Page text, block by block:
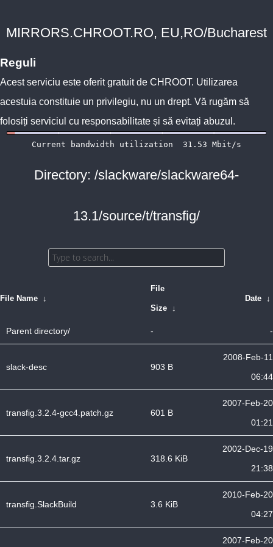
MIRRORS.CHROOT.RO, EU,RO/Bucharest
Reguli
Acest serviciu este oferit gratuit de CHROOT. Utilizarea
acestuia constituie un privilegiu, nu un drept. Vă rugăm să
folosiți serviciul cu responsabilitate și să evitați abuzul.
Directory: /slackware/slackware64-
13.1/source/t/transfig/
File Name ↓
File
Size ↓
Date ↓
Parent directory/ - -
slack-desc 903 B
2008-Feb-11
06:44
transfig.3.2.4-gcc4.patch.gz 601 B
2007-Feb-20
01:21
transfig.3.2.4.tar.gz 318.6 KiB
2002-Dec-19
21:38
transfig.SlackBuild 3.6 KiB
2010-Feb-20
04:27
2007-Feb-20